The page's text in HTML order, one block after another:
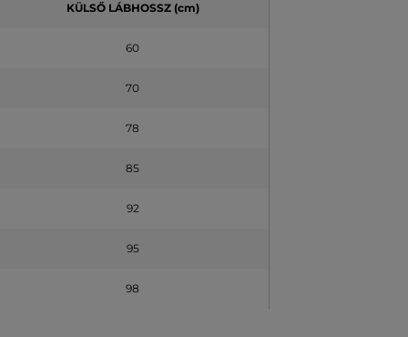
KÜLSŐ LÁBHOSSZ (cm)
60
70
78
85
92
95
98